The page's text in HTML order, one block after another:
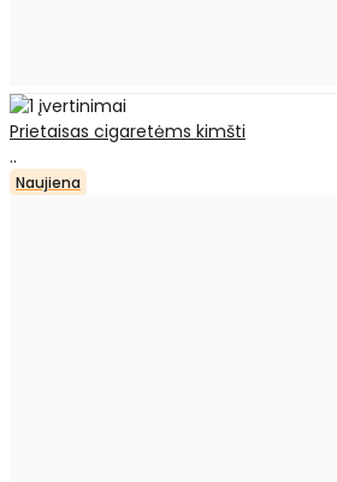
Prietaisas cigaretėms kimšti
..
Naujiena